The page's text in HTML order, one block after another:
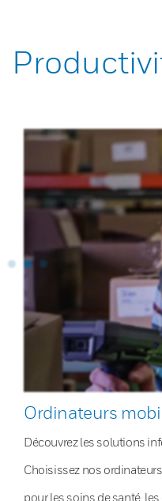
Ordinateurs
Découvrez les solutions
Choisissez nos
pour les soins de santé,